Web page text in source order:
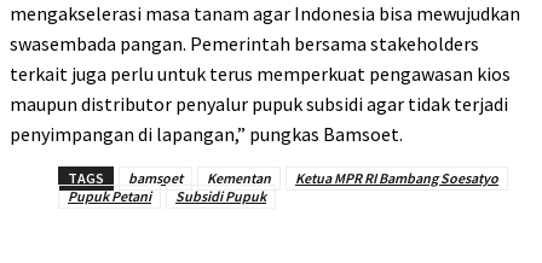
mengakselerasi masa tanam agar Indonesia bisa mewujudkan
swasembada pangan. Pemerintah bersama stakeholders
terkait juga perlu untuk terus memperkuat pengawasan kios
maupun distributor penyalur pupuk subsidi agar tidak terjadi
penyimpangan di lapangan,” pungkas Bamsoet.
TAGS bamsoet Kementan
Ketua MPR RI Bambang Soesatyo
Pupuk Petani
Subsidi Pupuk